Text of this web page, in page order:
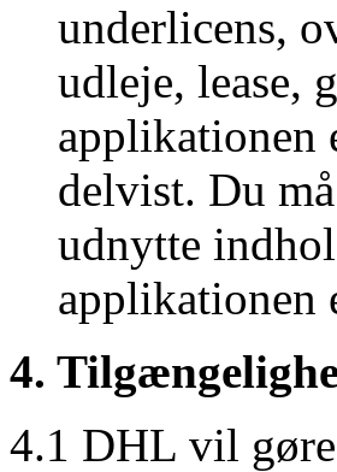
underlicens,
udleje, lease,
applikationen
delvist. Du
udnytte
applikationen
4.
4.1 DHL vil